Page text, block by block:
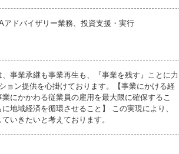
ドバイザリー業務、投資支援・実行
事業承継も事業再生も、『事業を残す』ことに力
ョン提供を心掛けております。【事業にかける経
にかかわる従業員の雇用を最大限に確保するこ
地域経済を循環させること】 この実現により、
いきたいと考えております。